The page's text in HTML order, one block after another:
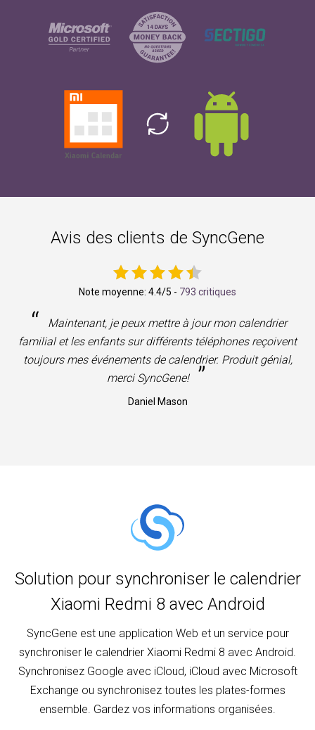
Avis des clients de SyncGene
Note moyenne: 4.4/5 - 793 critiques
“
Maintenant, je peux mettre à jour mon calendrier
familial et les enfants sur différents téléphones reçoivent
toujours mes événements de calendrier. Produit génial,
merci SyncGene!
”
Daniel Mason
Solution pour synchroniser le calendrier
Xiaomi Redmi 8 avec Android
SyncGene est une application Web et un service pour
synchroniser le calendrier Xiaomi Redmi 8 avec Android.
Synchronisez Google avec iCloud, iCloud avec Microsoft
Exchange ou synchronisez toutes les plates-formes
ensemble. Gardez vos informations organisées.